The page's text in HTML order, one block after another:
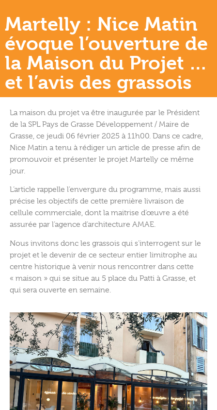
Martelly : Nice Matin
évoque l’ouverture de
la Maison du Projet …
et l’avis des grassois
La maison du projet va être inaugurée par le Président
de la SPL Pays de Grasse Développement / Maire de
Grasse, ce jeudi 06 février 2025 à 11h00. Dans ce cadre,
Nice Matin a tenu à rédiger un article de presse afin de
promouvoir et présenter le projet Martelly ce même
jour.
L’article rappelle l’envergure du programme, mais aussi
précise les objectifs de cette première livraison de
cellule commerciale, dont la maitrise d’œuvre a été
assurée par l’agence d’architecture AMAE.
Nous invitons donc les grassois qui s’interrogent sur le
projet et le devenir de ce secteur entier limitrophe au
centre historique à venir nous rencontrer dans cette
« maison » qui se situe au 5 place du Patti à Grasse, et
qui sera ouverte en semaine.